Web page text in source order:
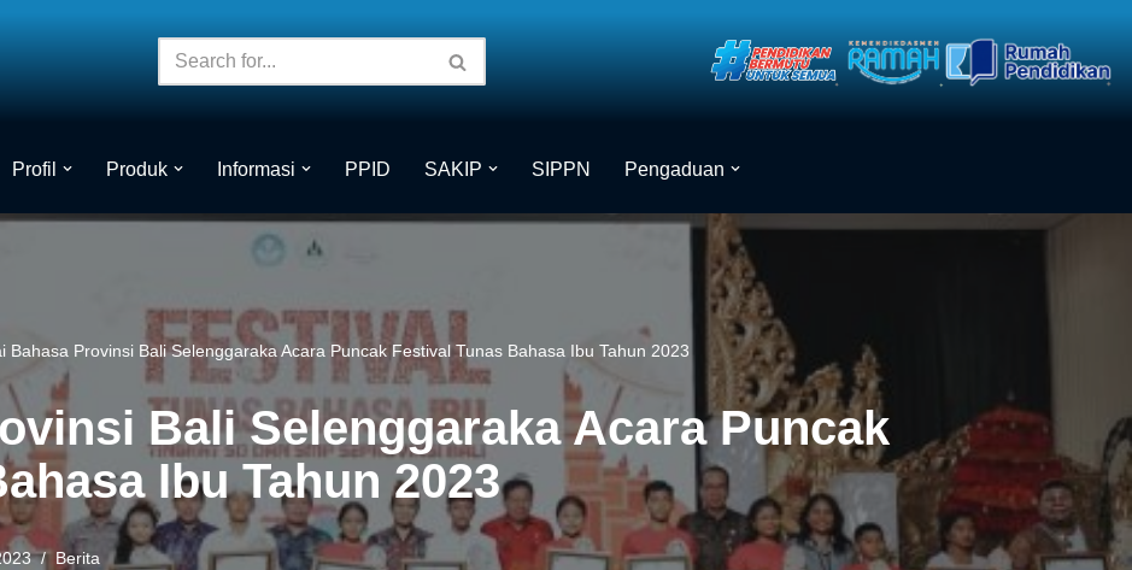
Profil Produk Informasi PPID SAKIP SIPPN Pengaduan
Bahasa Provinsi Bali Selenggaraka Acara Puncak Festival Tunas Bahasa Ibu Tahun 2023
Bali Selenggaraka Acara Puncak
Ibu Tahun 2023
Berita